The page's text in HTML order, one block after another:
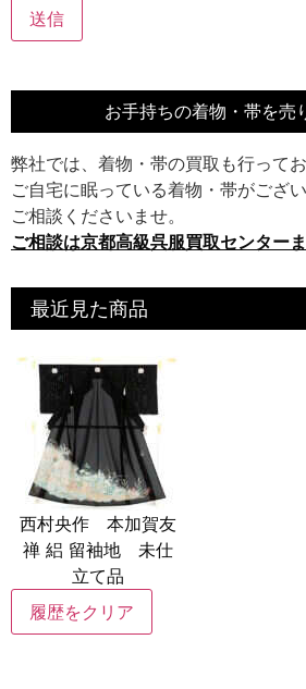
お手持ちの着物・帯を売
弊社では、着物・帯の買取も行ってお
ご自宅に眠っている着物・帯がござ
ご相談くださいませ。
ご相談は京都高級呉服買取センター
最近見た商品
西村央作 本加賀友
禅 絽 留袖地 未仕
立て品
履歴をクリア